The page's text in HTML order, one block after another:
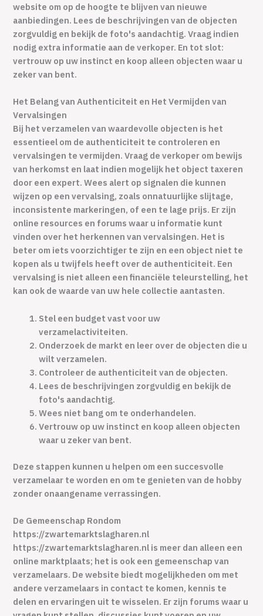
website om op de hoogte te blijven van nieuwe
aanbiedingen. Lees de beschrijvingen van de objecten
zorgvuldig en bekijk de foto's aandachtig. Vraag indien
nodig extra informatie aan de verkoper. En tot slot:
vertrouw op uw instinct en koop alleen objecten waar u
zeker van bent.
Het Belang van Authenticiteit en Het Vermijden van
Vervalsingen
Bij het verzamelen van waardevolle objecten is het
essentieel om de authenticiteit te controleren en
vervalsingen te vermijden. Vraag de verkoper om bewijs
van herkomst en laat indien mogelijk het object taxeren
door een expert. Wees alert op signalen die kunnen
wijzen op een vervalsing, zoals onnatuurlijke slijtage,
inconsistente markeringen, of een te lage prijs. Er zijn
online resources en forums waar u informatie kunt
vinden over het herkennen van vervalsingen. Het is
beter om iets voorzichtiger te zijn en een object niet te
kopen als u twijfels heeft over de authenticiteit. Een
vervalsing is niet alleen een financiële teleurstelling, het
kan ook de waarde van uw hele collectie aantasten.
Stel een budget vast voor uw
verzamelactiviteiten.
Onderzoek de markt en leer over de objecten die u
wilt verzamelen.
Controleer de authenticiteit van de objecten.
Lees de beschrijvingen zorgvuldig en bekijk de
foto's aandachtig.
Wees niet bang om te onderhandelen.
Vertrouw op uw instinct en koop alleen objecten
waar u zeker van bent.
Deze stappen kunnen u helpen om een succesvolle
verzamelaar te worden en om te genieten van de hobby
zonder onaangename verrassingen.
De Gemeenschap Rondom
https://zwartemarktslagharen.nl
https://zwartemarktslagharen.nl is meer dan alleen een
online marktplaats; het is ook een gemeenschap van
verzamelaars. De website biedt mogelijkheden om met
andere verzamelaars in contact te komen, kennis te
delen en ervaringen uit te wisselen. Er zijn forums waar u